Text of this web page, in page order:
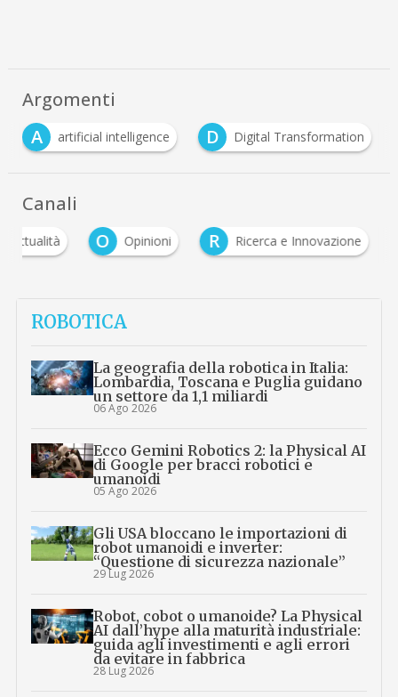
Argomenti
intelligence D Digital Transformation I IA
Canali
Attualità O Opinioni R Ricerca e Innovazione
ROBOTICA
La geografia della robotica in Italia:
Lombardia, Toscana e Puglia guidano
un settore da 1,1 miliardi
06 Ago 2026
Ecco Gemini Robotics 2: la Physical AI
di Google per bracci robotici e
umanoidi
05 Ago 2026
Gli USA bloccano le importazioni di
robot umanoidi e inverter:
“Questione di sicurezza nazionale”
29 Lug 2026
Robot, cobot o umanoide? La Physical
AI dall’hype alla maturità industriale:
guida agli investimenti e agli errori
da evitare in fabbrica
28 Lug 2026